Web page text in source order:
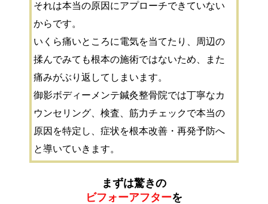
それは本当の原因にアプローチできていない
からです。
いくら痛いところに電気を当てたり、周辺の
揉んでみても根本の施術ではないため、また
痛みがぶり返してしまいます。
御影ボディーメンテ鍼灸整骨院では丁寧なカ
ウンセリング、検査、筋力チェックで本当の
原因を特定し、症状を根本改善・再発予防へ
と導いていきます。
まずは驚きの
ビフォーアフターを